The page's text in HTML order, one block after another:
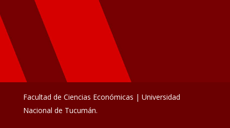
Facultad de Ciencias Económicas | Universidad
Nacional de Tucumán.